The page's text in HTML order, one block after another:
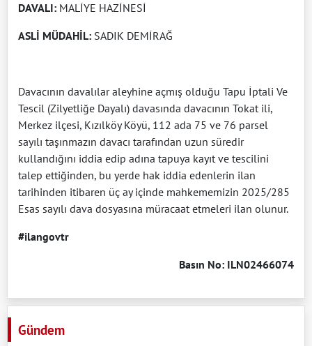
DAVALI: MALİYE HAZİNESİ
ASLİ MÜDAHİL: SADIK DEMİRAĞ
Davacının davalılar aleyhine açmış olduğu Tapu İptali Ve
Tescil (Zilyetliğe Dayalı) davasında davacının Tokat ili,
Merkez ilçesi, Kızılköy Köyü, 112 ada 75 ve 76 parsel
sayılı taşınmazın davacı tarafından uzun süredir
kullandığını iddia edip adına tapuya kayıt ve tescilini
talep ettiğinden, bu yerde hak iddia edenlerin ilan
tarihinden itibaren üç ay içinde mahkememizin 2025/285
Esas sayılı dava dosyasına müracaat etmeleri ilan olunur.
#ilangovtr
Basın No: ILN02466074
Gündem